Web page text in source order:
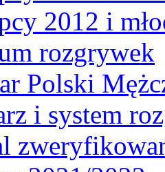
2012 i
rozgrywek
Polski
i system